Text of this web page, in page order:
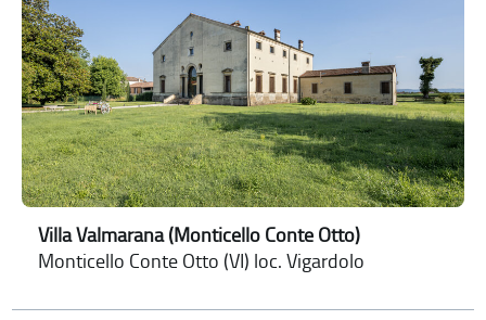
Villa Valmarana (Monticello Conte Otto)
Monticello Conte Otto (VI) loc. Vigardolo